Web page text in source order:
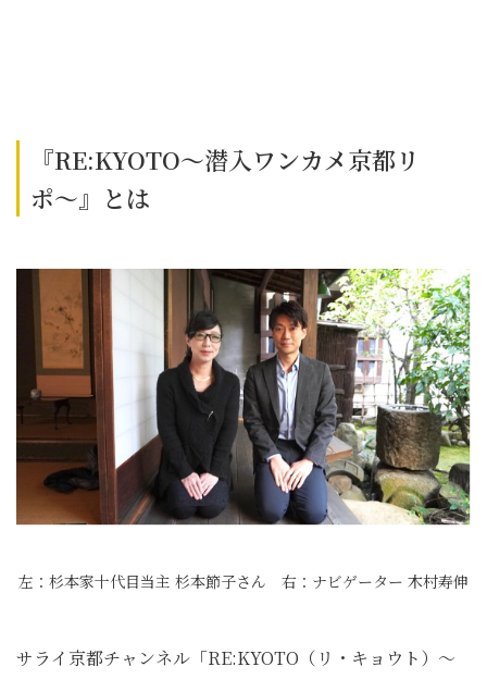
『RE:KYOTO〜潜入ワンカメ京都リ
ポ〜』とは
左：杉本家十代目当主 杉本節子さん 右：ナビゲーター 木村寿伸
サライ京都チャンネル「RE:KYOTO（リ・キョウト）〜